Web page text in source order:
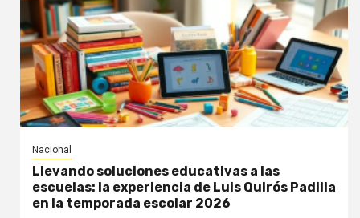
Nacional
Llevando soluciones educativas a las
escuelas: la experiencia de Luis Quirós Padilla
en la temporada escolar 2026